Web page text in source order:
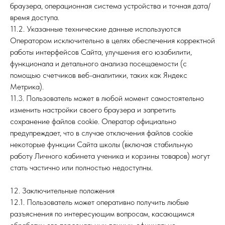
браузера, операционная система устройства и точная дата/
время доступа.
11.2. Указанные технические данные используются
Оператором исключительно в целях обеспечения корректной
работы интерфейсов Сайта, улучшения его юзабилити,
функционала и детального анализа посещаемости (с
помощью счетчиков веб-аналитики, таких как Яндекс
Метрика).
11.3. Пользователь может в любой момент самостоятельно
изменить настройки своего браузера и запретить
сохранение файлов cookie. Оператор официально
предупреждает, что в случае отключения файлов cookie
некоторые функции Сайта школы (включая стабильную
работу Личного кабинета ученика и корзины товаров) могут
стать частично или полностью недоступны.
12. Заключительные положения
12.1. Пользователь может оперативно получить любые
разъяснения по интересующим вопросам, касающимся